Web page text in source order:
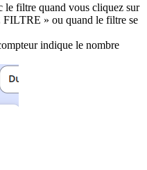
le filtre quand vous cliquez sur
» ou quand le filtre se
indique le nombre